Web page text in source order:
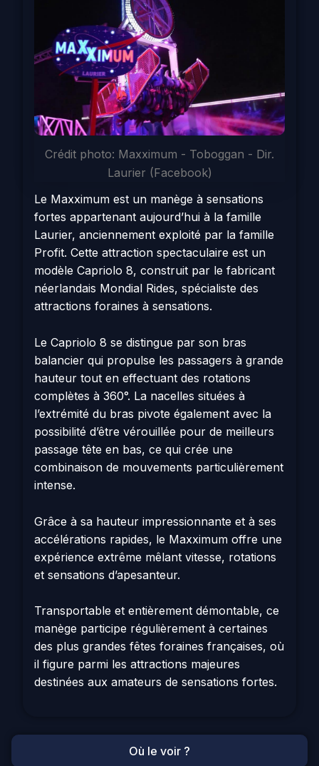
Où le voir ?
Crédit photo: Maxximum - Toboggan - Dir.
Laurier (Facebook)
Le Maxximum est un manège à sensations
fortes appartenant aujourd’hui à la famille
Laurier, anciennement exploité par la famille
Profit. Cette attraction spectaculaire est un
modèle Capriolo 8, construit par le fabricant
néerlandais Mondial Rides, spécialiste des
attractions foraines à sensations.
Le Capriolo 8 se distingue par son bras
balancier qui propulse les passagers à grande
hauteur tout en effectuant des rotations
complètes à 360°. La nacelles situées à
l’extrémité du bras pivote également avec la
possibilité d’être vérouillée pour de meilleurs
passage tête en bas, ce qui crée une
combinaison de mouvements particulièrement
intense.
Grâce à sa hauteur impressionnante et à ses
accélérations rapides, le Maxximum offre une
expérience extrême mêlant vitesse, rotations
et sensations d’apesanteur.
Transportable et entièrement démontable, ce
manège participe régulièrement à certaines
des plus grandes fêtes foraines françaises, où
il figure parmi les attractions majeures
destinées aux amateurs de sensations fortes.